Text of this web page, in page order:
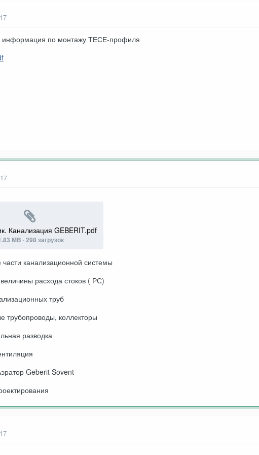
информация по монтажу ТЕСЕ-профиля
Канализация GEBERIT.pdf
MB ·298 загрузок
канализационной системы
расхода стоков ( РС)
труб
трубопроводы, коллекторы
разводка
Geberit Sovent